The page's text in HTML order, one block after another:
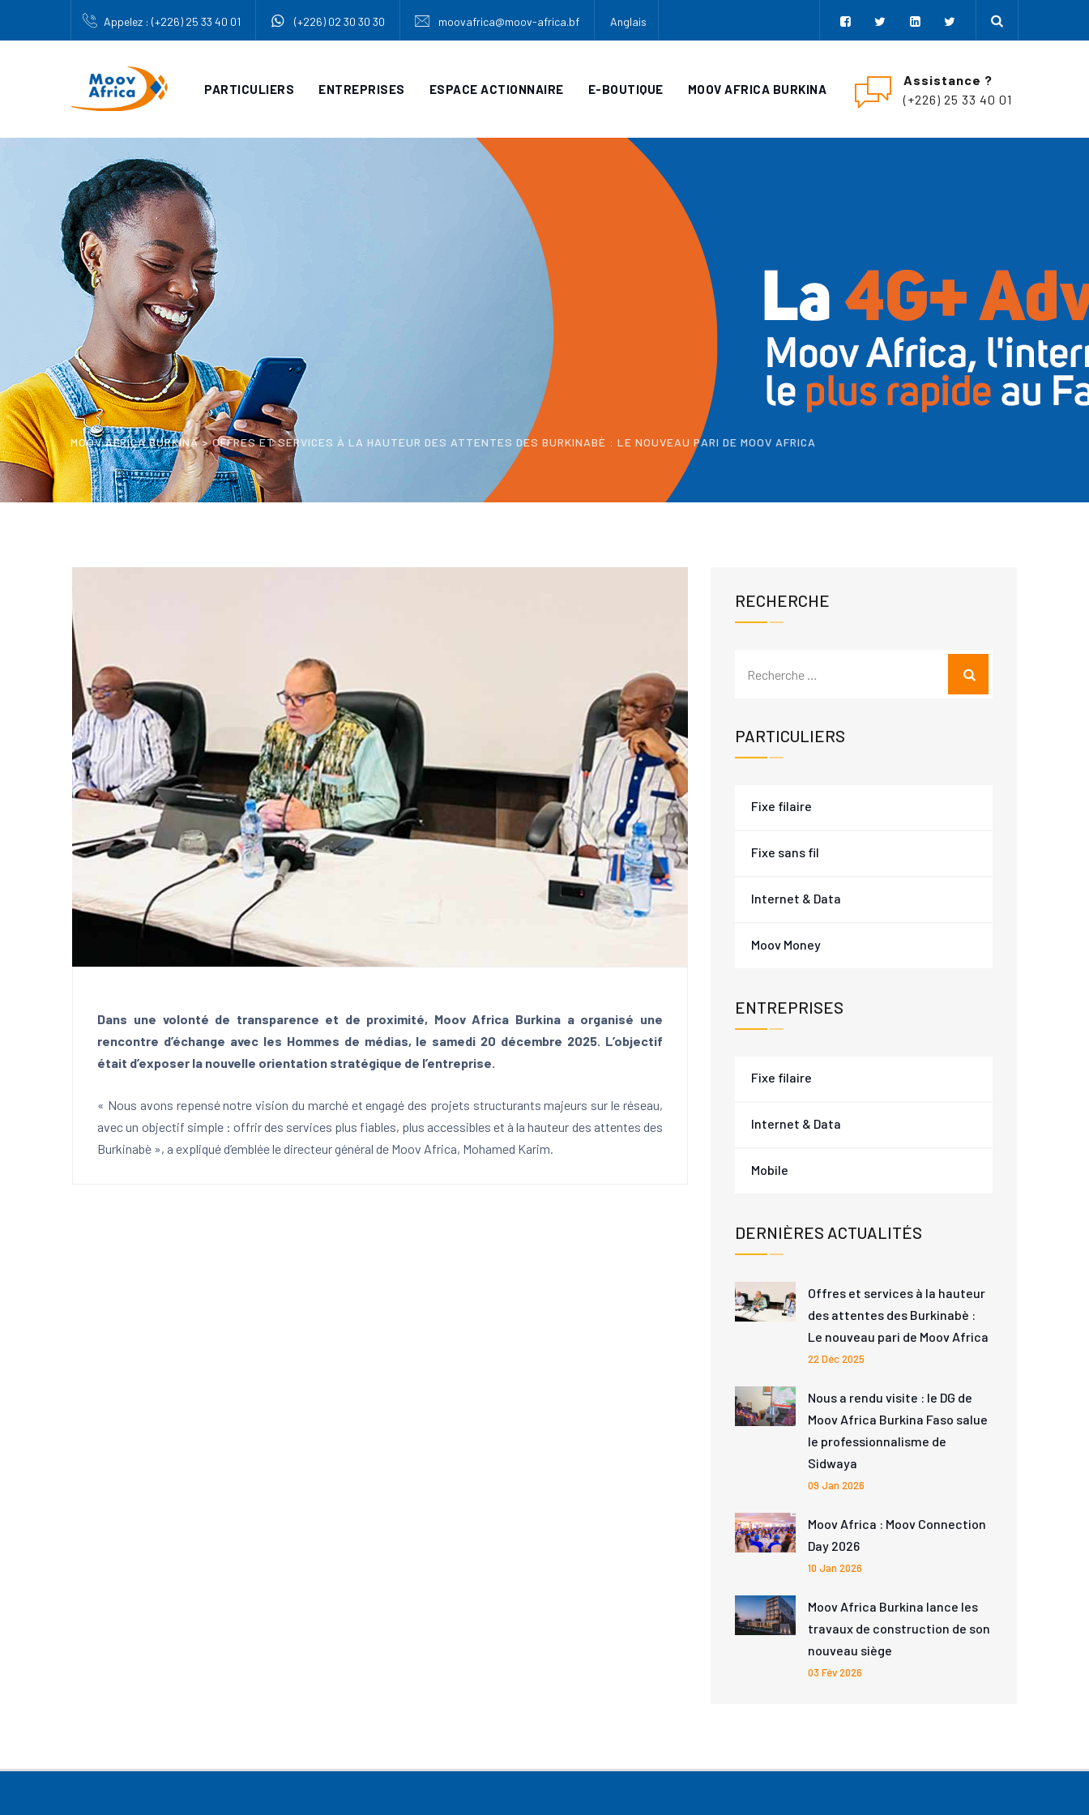
Appelez : (+226) 25 33 40 01 (+226) 02 30 30 30 moovafrica@moov-africa.bf Anglais
PARTICULIERS ENTREPRISES ESPACE ACTIONNAIRE E-BOUTIQUE MOOV AFRICA BURKINA
Assistance ?
(+226) 25 33 40 01
MOOV AFRICA BURKINA > OFFRES ET SERVICES À LA HAUTEUR DES ATTENTES DES BURKINABÈ : LE NOUVEAU PARI DE MOOV AFRICA
Dans une volonté de transparence et de proximité, Moov Africa Burkina a organisé une
rencontre d’échange avec les Hommes de médias, le samedi 20 décembre 2025. L’objectif
était d’exposer la nouvelle orientation stratégique de l’entreprise.
« Nous avons repensé notre vision du marché et engagé des projets structurants majeurs sur le réseau,
avec un objectif simple : offrir des services plus fiables, plus accessibles et à la hauteur des attentes des
Burkinabè », a expliqué d’emblée le directeur général de Moov Africa, Mohamed Karim.
RECHERCHE
PARTICULIERS
Fixe filaire
Fixe sans fil
Internet & Data
Moov Money
ENTREPRISES
Fixe filaire
Internet & Data
Mobile
DERNIÈRES ACTUALITÉS
Offres et services à la hauteur
des attentes des Burkinabè :
Le nouveau pari de Moov Africa
22 Déc 2025
Nous a rendu visite : le DG de
Moov Africa Burkina Faso salue
le professionnalisme de
Sidwaya
09 Jan 2026
Moov Africa : Moov Connection
Day 2026
10 Jan 2026
Moov Africa Burkina lance les
travaux de construction de son
nouveau siège
03 Fév 2026